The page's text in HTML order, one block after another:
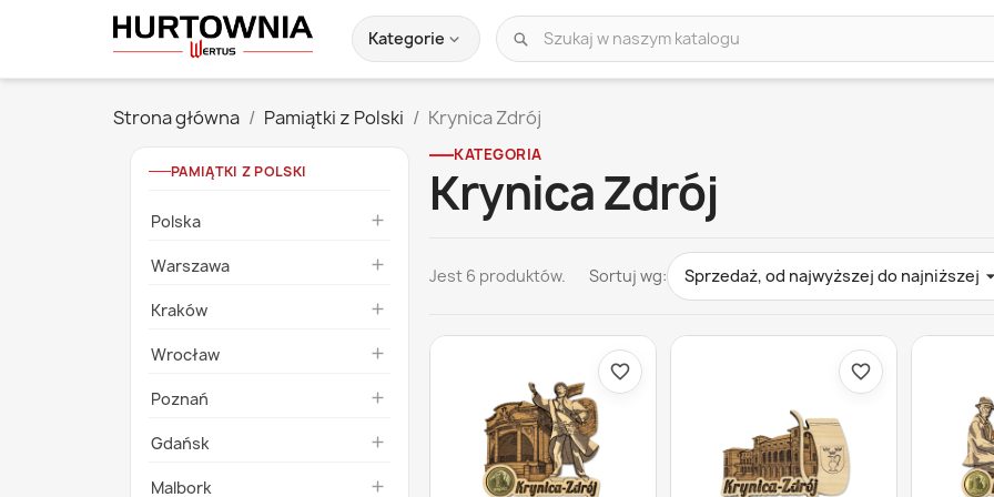
Kategorie expand_more
Szukaj
katalogu
Strona główna Pamiątki z Polski Krynica Zdrój
PAMIĄTKI Z POLSKI
Polska 
Warszawa 
Kraków 
Wrocław 
Poznań 
Gdańsk 
Malbork 
KATEGORIA
Krynica Zdrój
Jest 6 produktów. Sortuj wg: Sprzedaż, od najwyższej do najniższej 
favorite_border favorite_border